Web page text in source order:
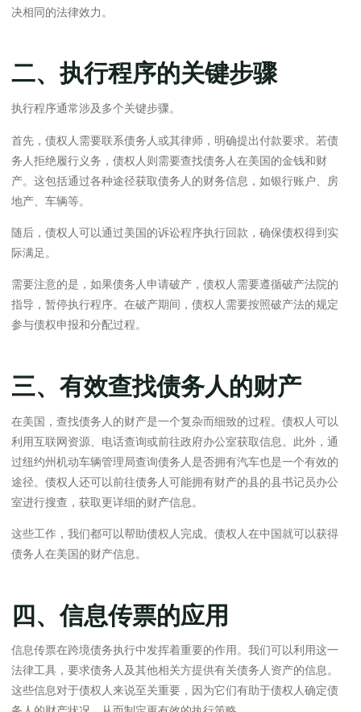
决相同的法律效力。
二、执行程序的关键步骤
执行程序通常涉及多个关键步骤。
首先，债权人需要联系债务人或其律师，明确提出付款要求。若债
务人拒绝履行义务，债权人则需要查找债务人在美国的金钱和财
产。这包括通过各种途径获取债务人的财务信息，如银行账户、房
地产、车辆等。
随后，债权人可以通过美国的诉讼程序执行回款，确保债权得到实
际满足。
需要注意的是，如果债务人申请破产，债权人需要遵循破产法院的
指导，暂停执行程序。在破产期间，债权人需要按照破产法的规定
参与债权申报和分配过程。
三、有效查找债务人的财产
在美国，查找债务人的财产是一个复杂而细致的过程。债权人可以
利用互联网资源、电话查询或前往政府办公室获取信息。此外，通
过纽约州机动车辆管理局查询债务人是否拥有汽车也是一个有效的
途径。债权人还可以前往债务人可能拥有财产的县的县书记员办公
室进行搜查，获取更详细的财产信息。
这些工作，我们都可以帮助债权人完成。债权人在中国就可以获得
债务人在美国的财产信息。
四、信息传票的应用
信息传票在跨境债务执行中发挥着重要的作用。我们可以利用这一
法律工具，要求债务人及其他相关方提供有关债务人资产的信息。
这些信息对于债权人来说至关重要，因为它们有助于债权人确定债